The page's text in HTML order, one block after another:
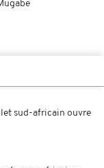
sud-africain ouvre